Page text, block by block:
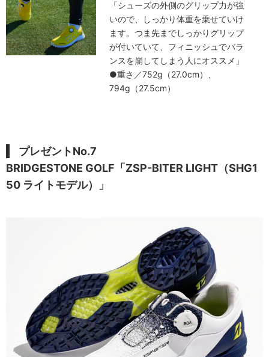
「シューズの外側のグリップ力が強
いので、しっかり体重を乗せていけ
ます。つま先までしっかりグリップ
が付いていて、フィニッシュでバラ
ンスを崩してしまう人にオススメ」
●重さ／752g（27.0cm）、
794g（27.5cm）
プレゼントNo.7
BRIDGESTONE GOLF「ZSP-BITER LIGHT（SHG1
50 ライトモデル）」